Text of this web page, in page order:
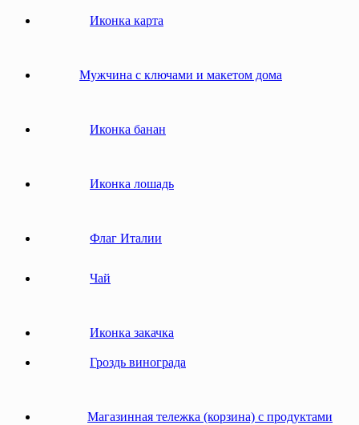
Иконка карта
Мужчина с ключами и макетом дома
Иконка банан
Иконка лошадь
Флаг Италии
Чай
Иконка закачка
Гроздь винограда
Магазинная тележка (корзина) с продуктами